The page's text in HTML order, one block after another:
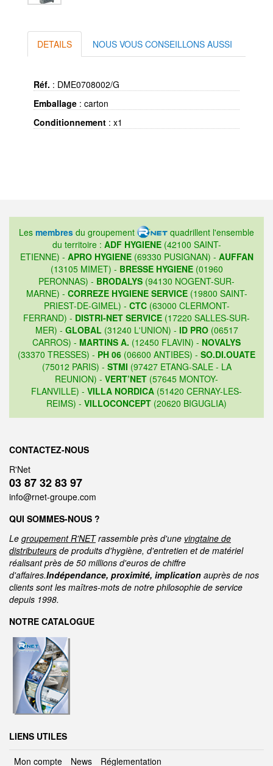
DETAILS NOUS VOUS CONSEILLONS AUSSI
Réf. : DME0708002/G
Emballage : carton
Conditionnement : x1
Les membres du groupement
quadrillent l'ensemble
du territoire : ADF HYGIENE(42100 SAINT-
ETIENNE) - APRO HYGIENE(69330 PUSIGNAN) - AUFFAN
(13105 MIMET) - BRESSE HYGIENE(01960
PERONNAS) - BRODALYS (94130 NOGENT-SUR-
MARNE) - CORREZE HYGIENE SERVICE(19800 SAINT-
PRIEST-DE-GIMEL) - CTC(63000 CLERMONT-
FERRAND) - DISTRI-NET SERVICE (17220 SALLES-SUR-
MER) - GLOBAL (31240 L'UNION) - ID PRO(06517
CARROS) - MARTINS A. (12450 FLAVIN) - NOVALYS
(33370 TRESSES) - PH 06 (06600 ANTIBES) - SO.DI.OUATE
(75012 PARIS) - STMI (97427 ETANG-SALE - LA
REUNION) - VERT’NET (57645 MONTOY-
FLANVILLE) - VILLA NORDICA (51420 CERNAY-LES-
REIMS) - VILLOCONCEPT (20620 BIGUGLIA)
CONTACTEZ-NOUS
R'Net
03 87 32 83 97
info@rnet-groupe.com
QUI SOMMES-NOUS ?
Le groupement R'NETrassemble près d'une vingtaine de
distributeurs de produits d'hygiène, d'entretien et de matériel
réalisant près de 50 millions d'euros de chiffre
d'affaires.Indépendance, proximité, implication auprès de nos
clients sont les maîtres-mots de notre philosophie de service
depuis 1998.
NOTRE CATALOGUE
LIENS UTILES
Mon compte News Réglementation